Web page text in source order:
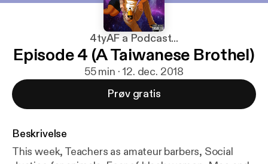
4tyAF a Podcast...
Episode 4 (A Taiwanese Brothel)
55 min · 12. dec. 2018
Prøv gratis
Beskrivelse
This week, Teachers as amateur barbers, Social